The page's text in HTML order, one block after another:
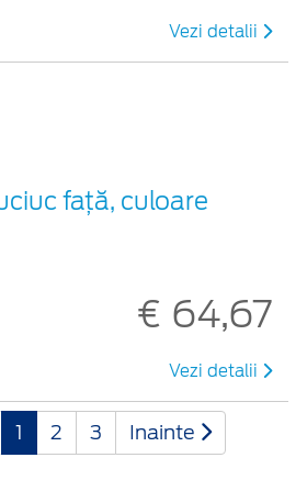
Vezi detalii
faţă, culoare
€ 64,67
Vezi detalii
1 2 3 Inainte